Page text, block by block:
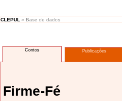
CLEPUL » Base de dados
Contos Publicações
Firme-Fé